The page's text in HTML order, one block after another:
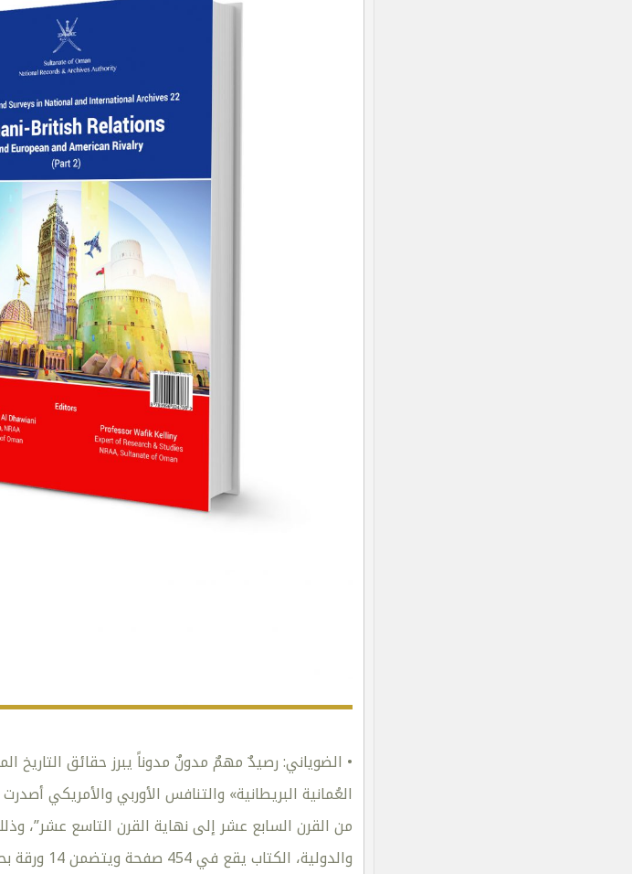
• الضوياني: رصيدٌ مهمٌ مدونٌ مدوناً يبرز حقائق التاريخ
العُمانية البريطانية» والتنافس الأوربي والأمريكي
من القرن السابع عشر إلى نهاية القرن التاسع عشر”،
والدولية، الكتاب يقع في 454 صفحة ويتضمن 14 ورقة بحثية